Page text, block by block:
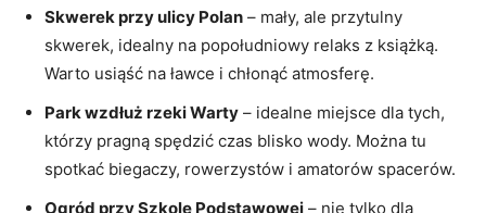
Skwerek przy ulicy Polan – mały, ale ⁢przytulny
skwerek, idealny na ​popołudniowy relaks z książką.
Warto ⁤usiąść na‍ ławce ‍i chłonąć atmosferę.
Park wzdłuż rzeki Warty – idealne miejsce dla tych,
którzy​ pragną spędzić czas blisko wody. Można tu
spotkać biegaczy, rowerzystów i amatorów spacerów.
Ogród‍ przy Szkole Podstawowej – nie tylko ‌dla